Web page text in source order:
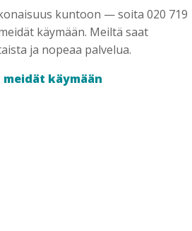
kuntoon — soita 020 719
käymään. Meiltä saat
ja nopeaa palvelua.
meidät käymään